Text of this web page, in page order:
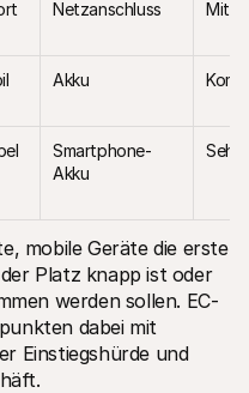
Netzanschluss
Akku
Smartphone-
Akku
Sehr
mobile Geräte die erste
Platz knapp ist oder
werden sollen. EC-
dabei mit
Einstiegshürde und